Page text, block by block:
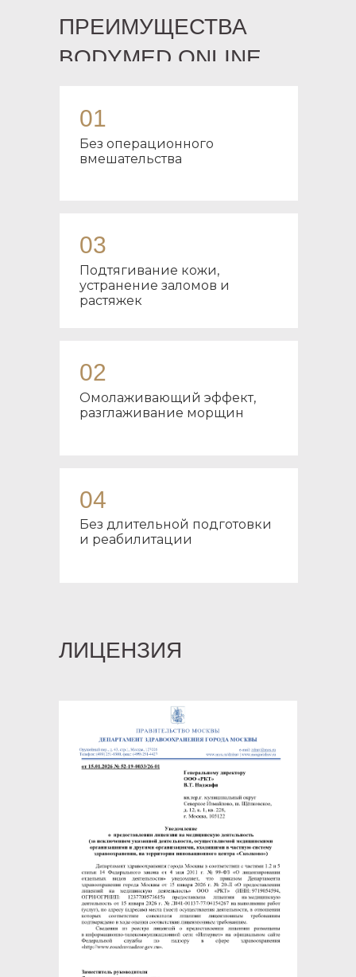
ПРЕИМУЩЕСТВА
BODYMED.ONLINE
01
02
03
04
Без операционного
вмешательства
Омолаживающий эффект,
разглаживание морщин
Подтягивание кожи,
устранение заломов и
растяжек
Без длительной подготовки
и реабилитации
ЛИЦЕНЗИЯ